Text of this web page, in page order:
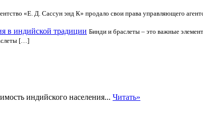
«Е. Д. Сассун энд К» продало свои права управляющего
в индийской традиции Бинди и браслеты – это важные
[…]
индийского населения... Читать»